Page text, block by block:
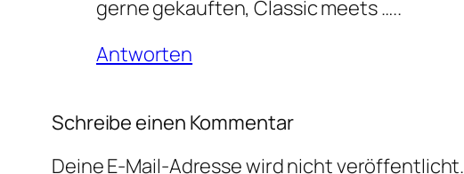
gerne gekauften, Classic meets …..
Antworten
Schreibe einen Kommentar
Deine E-Mail-Adresse wird nicht veröffentlicht.